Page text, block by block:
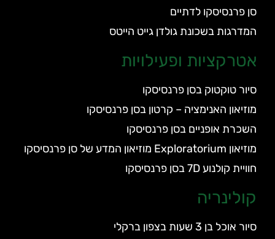
סן פרנסיסקו לדתיים
המדרגות בשכונת גולדן גייט הייטס
אטרקציות ופעילויות
סיור טוקטוק בסן פרנסיסקו
מוזיאון האנימציה – קרטון בסן פרנסיסקו
השכרת אופניים בסן פרנסיסקו
מוזיאון Exploratorium מוזיאון המדע של סן פרנסיסקו
חוויית קולנוע 7D בסן פרנסיסקו
קולינריה
סיור אוכל בן 3 שעות בצפון ברקלי